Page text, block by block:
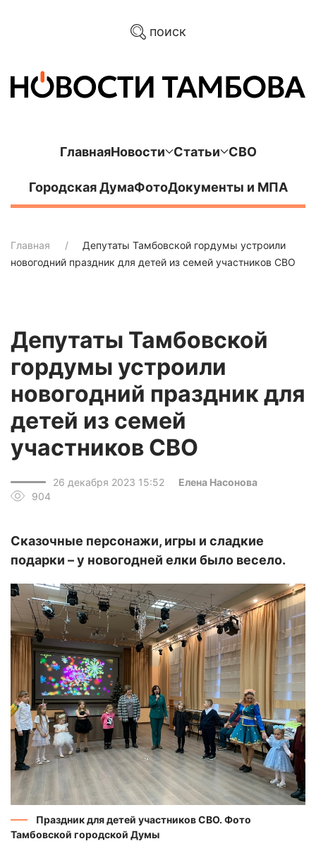
поиск
ГлавнаяНовости Статьи СВО
Городская ДумаФотоДокументы и МПА
Главная
Депутаты Тамбовской гордумы устроили
новогодний праздник для детей из семей участников СВО
Депутаты Тамбовской
гордумы устроили
новогодний праздник для
детей из семей
участников СВО
26 декабря 2023 15:52
Елена Насонова
904
Сказочные персонажи, игры и сладкие
подарки – у новогодней елки было весело.
Праздник для детей участников СВО. Фото
Тамбовской городской Думы